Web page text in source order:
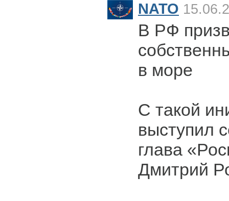
NATO
В РФ
в море
С такой
выступил
глава
Дмитрий